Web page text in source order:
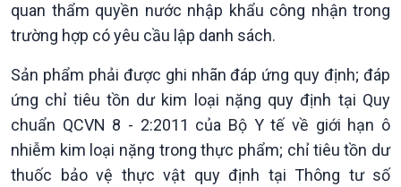
Văn hoá & Du lịch
Tin Văn hoá & Du lịch
Chát với người nổi tiếng
Câu chuyện Thể thao
Multimedia
Ảnh
Video
Infographic
quan thẩm quyền nước nhập khẩu công nhận trong
trường hợp có yêu cầu lập danh sách.
Sản phẩm phải được ghi nhãn đáp ứng quy định; đáp
ứng chỉ tiêu tồn dư kim loại nặng quy định tại Quy
chuẩn QCVN 8 - 2:2011 của Bộ Y tế về giới hạn ô
nhiễm kim loại nặng trong thực phẩm; chỉ tiêu tồn dư
thuốc bảo vệ thực vật quy định tại Thông tư số